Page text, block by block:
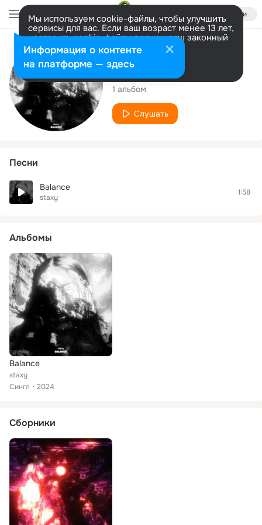
Войти
Мы используем cookie-файлы, чтобы улучшить
сервисы для вас. Если ваш возраст менее 13 лет,
настроить cookie-файлы должен ваш законный
представитель. Больше информации
Разрешить все Настроить
Исполнитель
staxy
1 альбом
Слушать
Песни
Balance
staxy
1:58
Альбомы
Balance
staxy
Сингл
2024
Сборники
Информация о контенте
на платформе — здесь